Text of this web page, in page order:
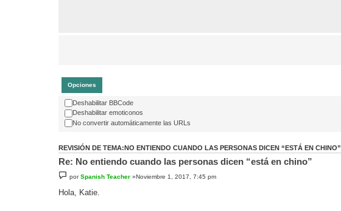
Opciones
Deshabilitar BBCode
Deshabilitar emoticonos
No convertir automáticamente las URLs
REVISIÓN DE TEMA:NO ENTIENDO CUANDO LAS PERSONAS DICEN “ESTÁ EN CHINO”
Re: No entiendo cuando las personas dicen “está en chino”
porSpanish Teacher »Noviembre 1, 2017, 7:45 pm
Hola, Katie.